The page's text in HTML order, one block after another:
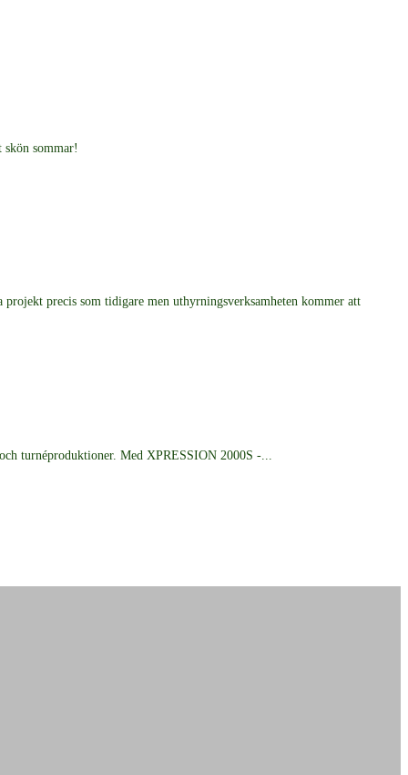
sommar!
precis som tidigare men uthyrningsverksamheten kommer att
turnéproduktioner. Med XPRESSION 2000S -...